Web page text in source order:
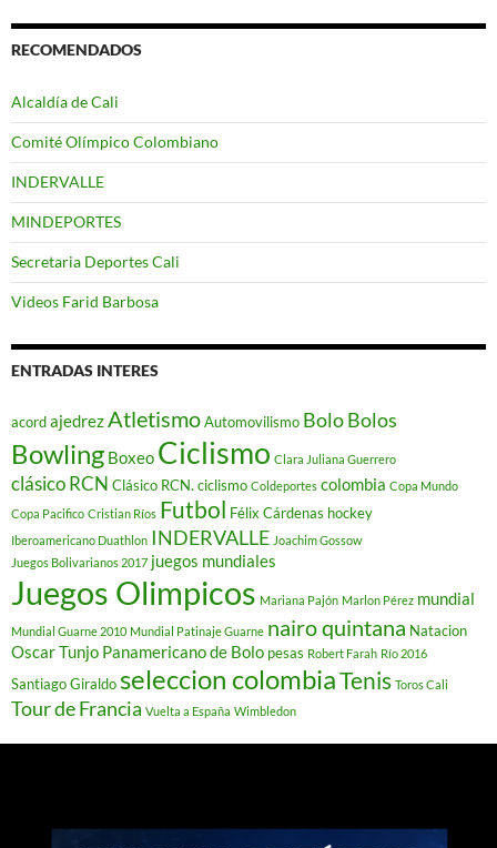
RECOMENDADOS
Alcaldía de Cali
Comité Olímpico Colombiano
INDERVALLE
MINDEPORTES
Secretaria Deportes Cali
Videos Farid Barbosa
ENTRADAS INTERES
acordajedrez AtletismoAutomovilismo BoloBolos
Bowling Boxeo Ciclismo Clara Juliana Guerrero
clásico RCN Clásico RCN. ciclismo Coldeportes colombia Copa Mundo
Copa Pacifico Cristian Ríos Futbol Félix Cárdenas hockey
Iberoamericano Duathlon INDERVALLE Joachim Gossow
Juegos Bolivarianos 2017 juegos mundiales
Juegos Olimpicos Mariana Pajón Marlon Pérez mundial
Mundial Guarne 2010 Mundial Patinaje Guarne nairo quintana Natacion
Oscar Tunjo Panamericano de Bolo pesas Robert Farah Río 2016
Santiago Giraldo seleccion colombiaTenis Toros Cali
Tour de Francia Vuelta a España Wimbledon